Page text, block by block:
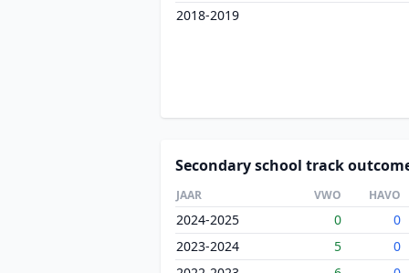
2018-2019
Secondary school track
JAAR VWO HAVO
2024-2025 0
0
2023-2024
5
0